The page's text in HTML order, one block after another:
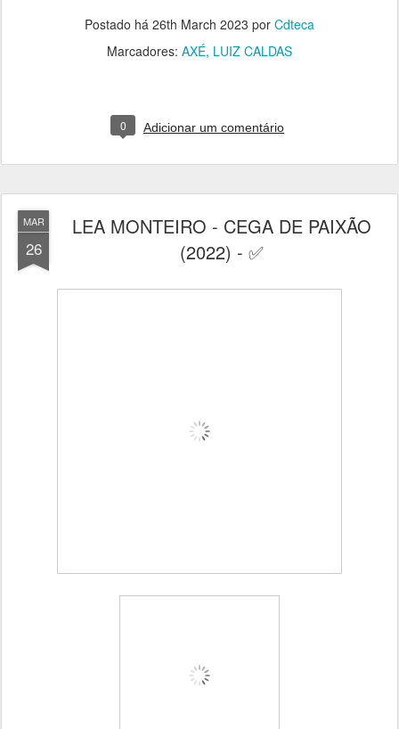
Postado há 26th March 2023 por Cdteca
Marcadores: AXÉ LUIZ CALDAS
0 Adicionar um comentário
MAR
26
LEA MONTEIRO - CEGA DE PAIXÃO
(2022) - ✅